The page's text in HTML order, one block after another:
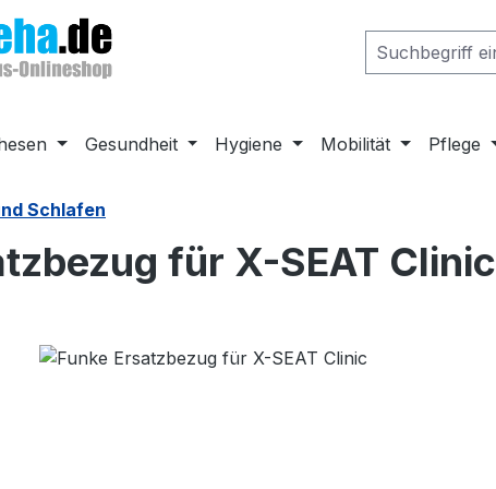
Gesundheit Hygiene Mobilität Pflege
Schlafen
für X-SEAT Clinic